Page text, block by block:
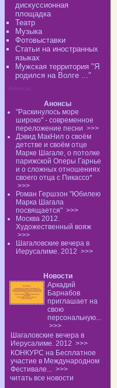
дискуссионная
площадка
Театр
Музыка
Фотовыставки
Статьи на иностранных
языках
Мужская территория "Я
родился на Волге ..."
Анонсы:
Анонсы
"Раскинулось море
широко" - современное
переложение песни >>>
Дэвид МакНил о своём
детстве и своём отце
Марке Шагале, о потолке
парижской Оперы Гарнье
и о сложных отношениях
своего отца с Пикассо*
>>>
Роман Гершзон "Юбилею
Марка Шагала
посвящается" >>>
Москва 2012.
Художественный вояж
>>>
Шагаловские вечера в
Иерусалиме. 2012 >>>
Новости
Аркадий
Барнабов
приглашает на
свою
персональную...
>>>
Шагаловские вечера в
Иерусалиме. 2012 >>>
КОНКУРС на Бесплатное
участие в Международном
Фестивале... >>>
читать все новости